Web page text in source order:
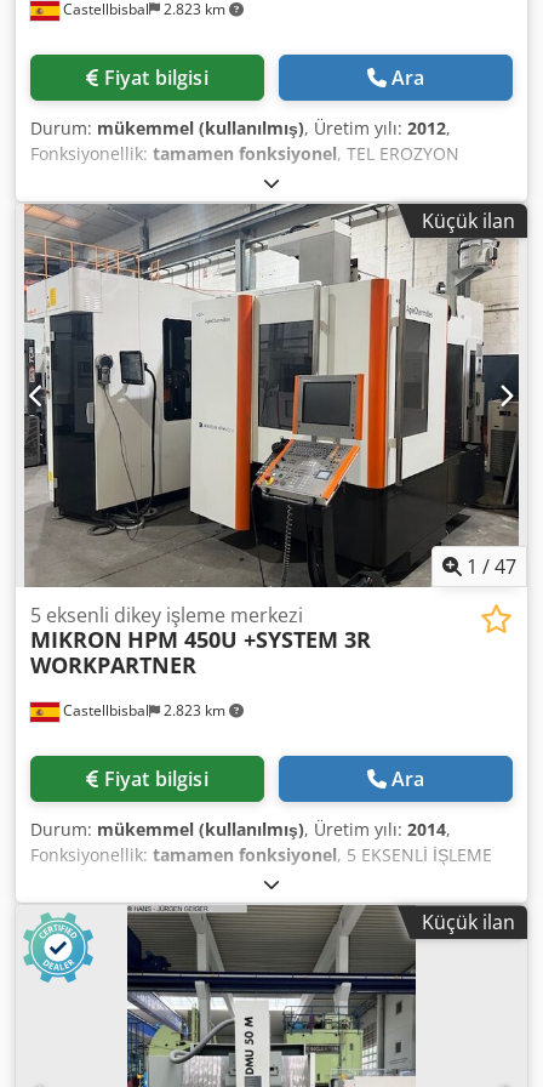
Castellbisbal 2.823 km
Fiyat bilgisi Ara
Durum: mükemmel (kullanılmış), Üretim yılı: 2012,
Fonksiyonellik: tamamen fonksiyonel, TEL EROZYON
MAKİNESİ AGIECHARMILLES CUT 2000 AWC (ÇİFT KAFA)
ÜRETİM YILI 2012 SEYİRLER X 350 Y 250 Z 256 U V ± 70 MM
MAKSİMUM KONİKLİK 30º/100 MM LİNEER CETVELLER
OTOMATİK İPLİK GEÇİRME VE YENİDEN GEÇİRME ÇİFT KAFA
Djdpfx Agoy Twkaefsck 0,05 VE 0,07 MM TELLER İLE
ÇALIŞABİLME SEÇENEĞİ KABUL EDİLEBİLİR TEL ARALIĞI
0,05-0,33 MM AGIEVISION 5 JENERATÖRÜ SUPERFINISH
MODÜLÜ - 0,05Ra'ya KADAR YÜZEYLER İÇİN YENİDEN
GEÇİRME YÜKSEKLİĞİ 220 MM 8 KG'YA KADAR MAKARALAR
EN YAYGIN MALZEME/PARÇALAR İÇİN GENİŞ TEKNOLOJİ
SEÇİMİ TEST KESİMİ İMKANI
Küçük ilan
1 /47
Castellbisbal 2.823 km
5 eksenli dikey işleme merkezi
MIKRON HPM 450U +SYSTEM 3R
WORKPARTNER
Fiyat bilgisi Ara
Durum: mükemmel (kullanılmış), Üretim yılı: 2014,
Fonksiyonellik: tamamen fonksiyonel, 5 EKSENLİ İŞLEME
MERKEZİ MIKRON HPM 450U + WORKPARTNER SYSTEM 3R
115 POZİSYONLU, ÜRETİM YILI 2014 HEIDENHAIN TNC 530
İLE DONATILMIŞTIR ELEKTRONİK EL ÇARKI HAREKETLER X
600 Y 450 Z 450 B +45º/-120º C nx 360º KAFANIN 20.000
D/D, 36 KW, HSK-A63 X, Y, Z EKSENLERİNDE CETVEL
Dedpfsy Twa Ujx Agfsck 120 TAKIM DEĞİŞTİRİCİ 115 PALET
İÇİN ROBOT SYSTEM 3R TAKIM ÖLÇÜM PROBU PARÇA
ÖLÇÜM PROBU KAĞIT FİLTRE KAFANIN SOĞUTUCU GRUBU
Küçük ilan